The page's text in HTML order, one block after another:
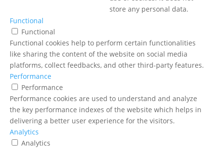
store any personal data.
Functional
Functional
Functional cookies help to perform certain functionalities
like sharing the content of the website on social media
platforms, collect feedbacks, and other third-party features.
Performance
Performance
Performance cookies are used to understand and analyze
the key performance indexes of the website which helps in
delivering a better user experience for the visitors.
Analytics
Analytics